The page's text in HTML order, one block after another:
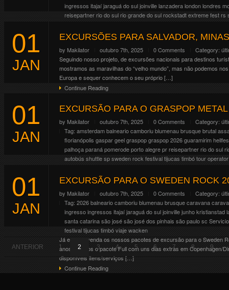
ingressos itajaíjaraguá do suljoinvillelanzaderalondonlondres
reisepartnerrio do sulrio grande do sulrockstadt extreme festrs
Depois de inúmeros anúncios fake, hoje (03/11/26) a banda
apenas 1 data confirmada no Brasil. Até o momento as datas
07/04/26, México […]
Continue Reading
01
JAN
EXCURSÕES PARA SALVADOR,
by Makilator outubro 7th, 2025 0 Comments Category:
Seguindo nosso projeto, de excursões nacionais para destinos
mostramos as maravilhas do “velho mundo”, mas não podemos
Europa e sequer conhecem o seu próprio […]
Continue Reading
01
JAN
EXCURSÃO PARA O GRASPOP
by Makilator outubro 7th, 2025 0 Comments Category:
Tag: amsterdambalneario camboriublumenaubrusquebrutal
florianópolis gaspargeelgraspopgraspop 2026guaramirim
palhoçaparanápomerodeporto alegreprreisepartnerrio do sul
autobús shuttlespsweden rock festivaltijucas timbótour operator
anos teremos o pacote Full com uns dias extras em Paris/
01
JAN
EXCURSÃO PARA O SWEDEN ROCK
by Makilator outubro 7th, 2025 0 Comments Category:
Tag: 2026balneario camboriublumenaubrusquecaravana
ingressoingressos itajaíjaraguá do suljoinvillejunhokristianstad
santa catarinasão josésão josé dos pinhais são paulosc
festivaltijucas timbóviajewacken
Já estão a venda os nossos pacotes de excursão para o Sweden
anos teremos o pacote Full com uns dias extras em Copenhagen/
disponíveis itens/serviços […]
Continue Reading
ANTERIOR 1 2 3 4 5 6 7 8 9